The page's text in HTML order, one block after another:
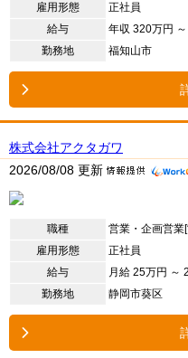
雇用形態
正社員
給与
年収 320万円
勤務地
福知山市
株式会社アクタガワ
2026/08/08 更新
職種
営業・企画営業
雇用形態
正社員
給与
月給 25万円 ～
勤務地
静岡市葵区